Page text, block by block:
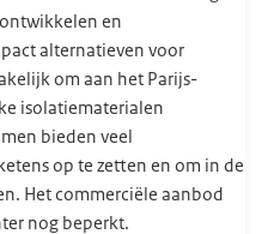
en
alternatieven voor
om aan het Parijs-
isolatiematerialen
bieden veel
op te zetten en om in de
Het commerciële aanbod
nog beperkt.